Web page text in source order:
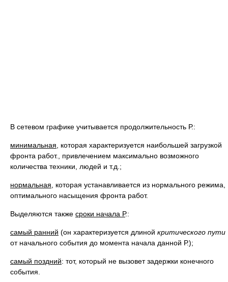
В сетевом графике учитывается продолжительность Р.:
минимальная, которая характеризуется наибольшей загрузкой
фронта работ., привлечением максимально возможного
количества техники, людей и т.д.;
нормальная, которая устанавливается из нормального режима,
оптимального насыщения фронта работ.
Выделяются также сроки начала Р.:
самый ранний (он характеризуется длиной критического пути
от начального события до момента начала данной Р.);
самый поздний: тот, который не вызовет задержки конечного
события.